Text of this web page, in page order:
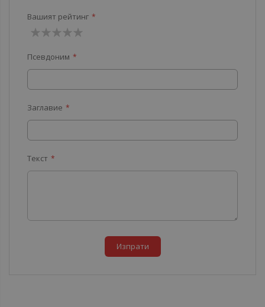
Вашият рейтинг
звезда
звезди
звезди
звезди
звезди
Псевдоним
Заглавие
Текст
Изпрати